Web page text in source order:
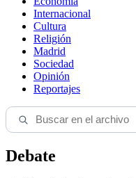
Internacional
Cultura
Religión
Madrid
Sociedad
Opinión
Reportajes
Debate